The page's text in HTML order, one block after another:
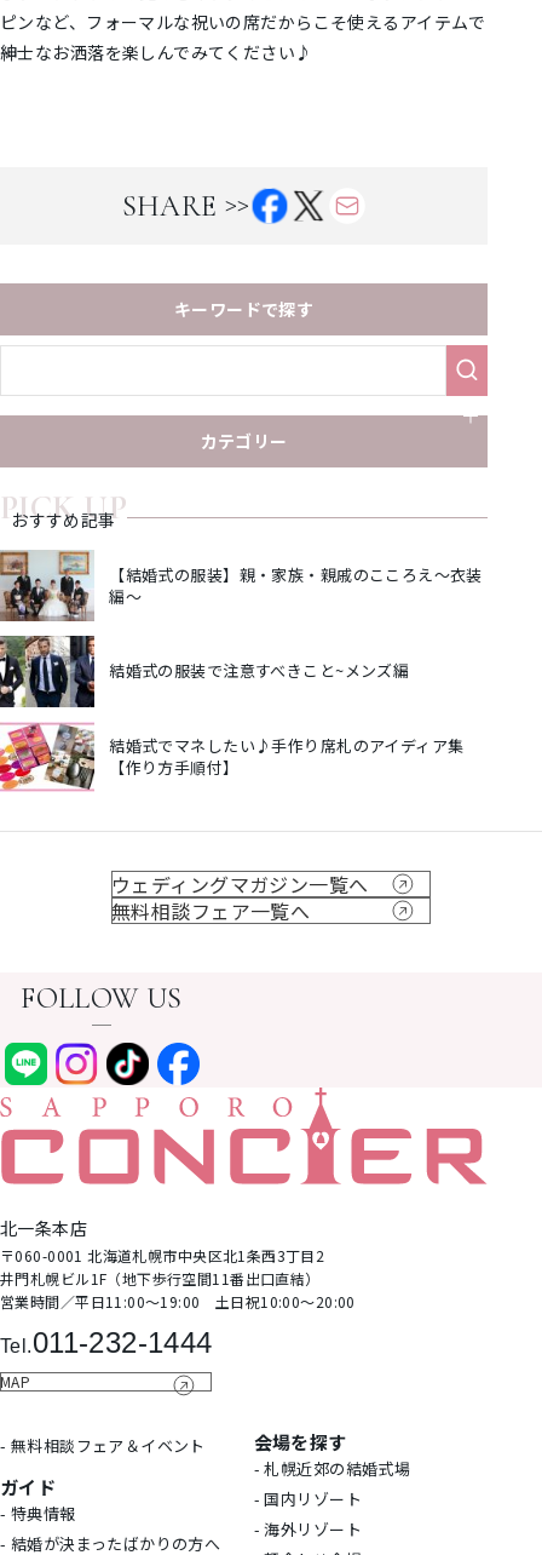
ピンなど、フォーマルな祝いの席だからこそ使えるアイテムで
紳士なお洒落を楽しんでみてください♪
SHARE >>
キーワードで探す
カテゴリー
PICK UP
おすすめ記事
【結婚式の服装】親・家族・親戚のこころえ～衣装
編～
結婚式の服装で注意すべきこと~メンズ編
結婚式でマネしたい♪手作り席札のアイディア集
【作り方手順付】
ウェディングマガジン一覧へ
無料相談フェア一覧へ
FOLLOW US
北⼀条本店
〒060-0001 北海道札幌市中央区北1条⻄3丁⽬2
井⾨札幌ビル1F（地下歩⾏空間11番出⼝直結）
営業時間∕平日11:00～19:00 土日祝10:00～20:00
Tel.011-232-1444
MAP
- 無料相談フェア＆イベント
ガイド
- 特典情報
- 結婚が決まったばかりの方へ
会場を探す
- 札幌近郊の結婚式場
- 国内リゾート
- 海外リゾート